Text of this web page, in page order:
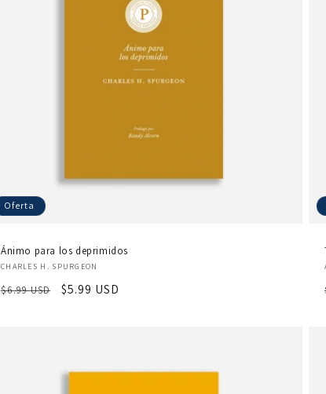
Oferta
Ánimo para los deprimidos
Proveedor:
CHARLES H. SPURGEON
Precio
$6.99 USD
Precio
$5.99 USD